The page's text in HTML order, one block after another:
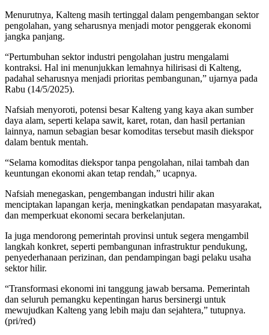
Menurutnya, Kalteng masih tertinggal dalam pengembangan sektor
pengolahan, yang seharusnya menjadi motor penggerak ekonomi
jangka panjang.
“Pertumbuhan sektor industri pengolahan justru mengalami
kontraksi. Hal ini menunjukkan lemahnya hilirisasi di Kalteng,
padahal seharusnya menjadi prioritas pembangunan,” ujarnya pada
Rabu (14/5/2025).
Nafsiah menyoroti, potensi besar Kalteng yang kaya akan sumber
daya alam, seperti kelapa sawit, karet, rotan, dan hasil pertanian
lainnya, namun sebagian besar komoditas tersebut masih diekspor
dalam bentuk mentah.
“Selama komoditas diekspor tanpa pengolahan, nilai tambah dan
keuntungan ekonomi akan tetap rendah,” ucapnya.
Nafsiah menegaskan, pengembangan industri hilir akan
menciptakan lapangan kerja, meningkatkan pendapatan masyarakat,
dan memperkuat ekonomi secara berkelanjutan.
Ia juga mendorong pemerintah provinsi untuk segera mengambil
langkah konkret, seperti pembangunan infrastruktur pendukung,
penyederhanaan perizinan, dan pendampingan bagi pelaku usaha
sektor hilir.
“Transformasi ekonomi ini tanggung jawab bersama. Pemerintah
dan seluruh pemangku kepentingan harus bersinergi untuk
mewujudkan Kalteng yang lebih maju dan sejahtera,” tutupnya.
(pri/red)